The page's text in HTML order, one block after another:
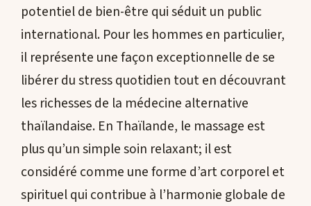
potentiel de bien-être qui séduit un public
international. Pour les hommes en particulier,
il représente une façon exceptionnelle de se
libérer du stress quotidien tout en découvrant
les richesses de la médecine alternative
thaïlandaise. En Thaïlande, le massage est
plus qu’un simple soin relaxant; il est
considéré comme une forme d’art corporel et
spirituel qui contribue à l’harmonie globale de